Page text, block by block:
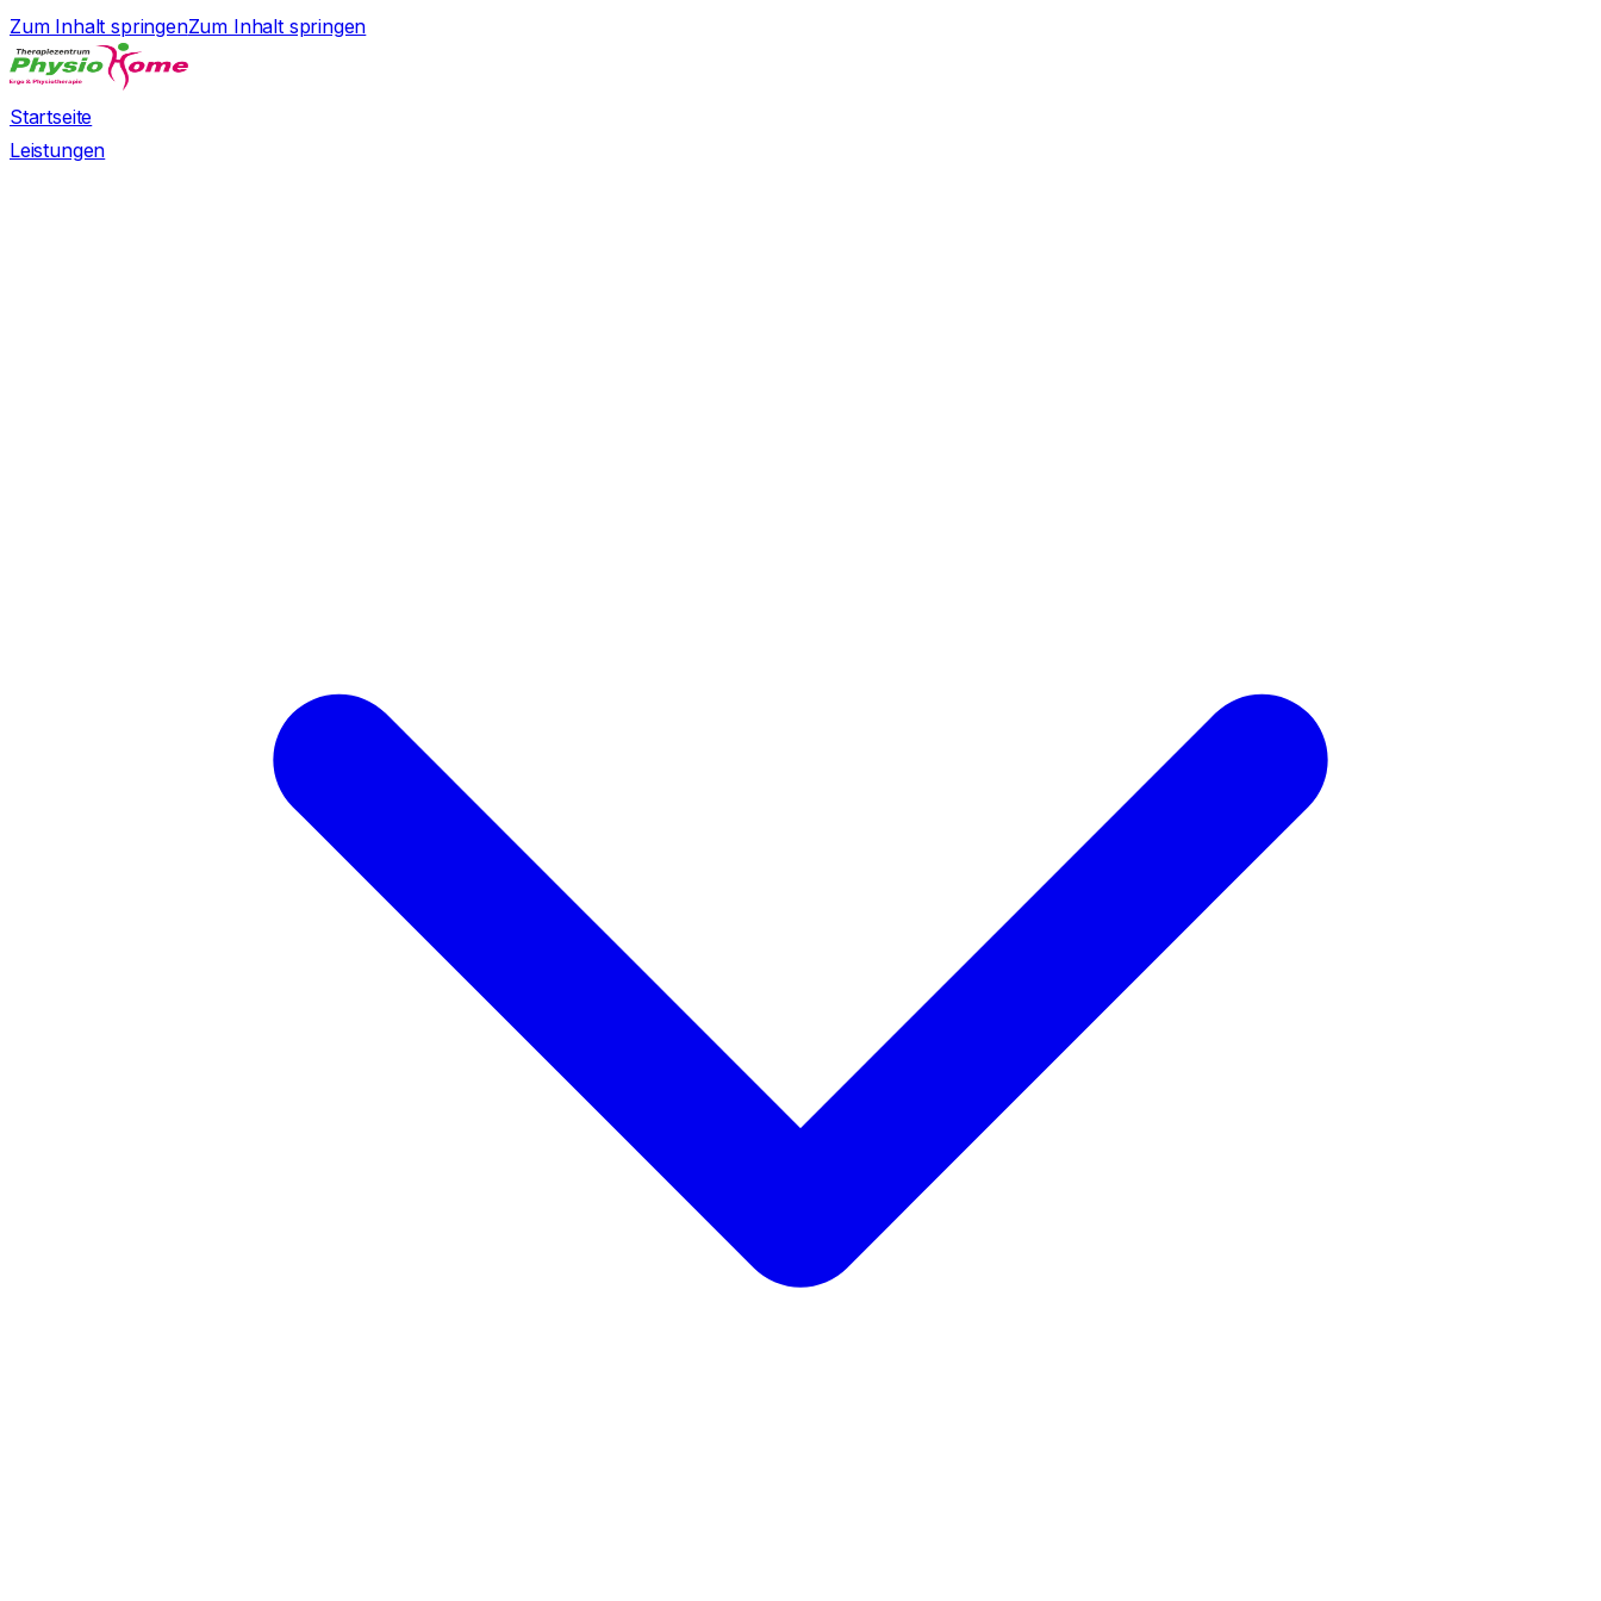
Zum Inhalt springenZum Inhalt springen
Startseite
Leistungen